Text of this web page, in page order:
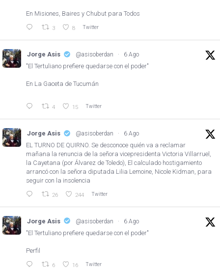
En Misiones, Baires y Chubut para Todos
3 8 Twitter
Jorge Asis @asisoberdan · 6 Ago
"El Tertuliano prefiere quedarse con el poder"
En La Gaceta de Tucumán
4 15 Twitter
Jorge Asis @asisoberdan · 6 Ago
EL TURNO DE QUIRNO. Se desconoce quién va a reclamar
mañana la renuncia de la señora vicepresidenta Victoria Villarruel,
la Cayetana (por Álvarez de Toledo), El calculado hostigamiento
arrancó con la señora diputada Lilia Lemoine, Nicole Kidman, para
seguir con la insolencia
26 244 Twitter
Jorge Asis @asisoberdan · 6 Ago
"El Tertuliano prefiere quedarse con el poder"
Perfil
6 16 Twitter